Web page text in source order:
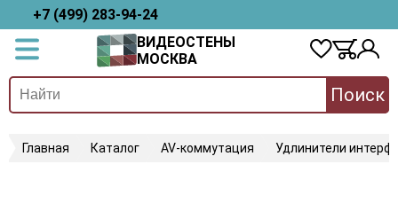
+7 (499) 283-94-24
ВИДЕОСТЕНЫ
МОСКВА
Поиск
Главная Каталог AV-коммутация Удлинители